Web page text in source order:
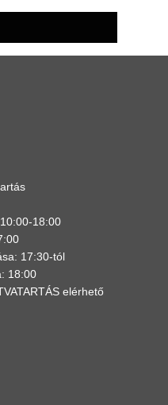
18:00
17:30-tól
18:00
elérhető